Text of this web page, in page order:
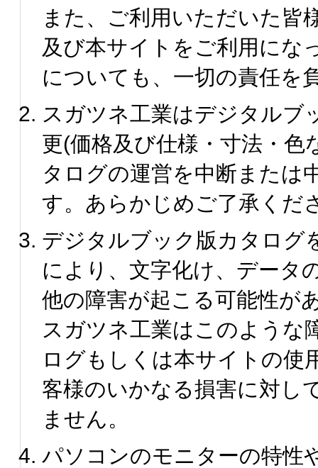
また、ご利用いただいた皆
及び本サイトをご利用にな
についても、一切の責任を
スガツネ工業はデジタルブ
更(価格及び仕様・寸法・
タログの運営を中断または
す。あらかじめご了承くだ
デジタルブック版カタログ
により、文字化け、データ
他の障害が起こる可能性が
スガツネ工業はこのような
ログもしくは本サイトの使
客様のいかなる損害に対し
ません。
パソコンのモニターの特性